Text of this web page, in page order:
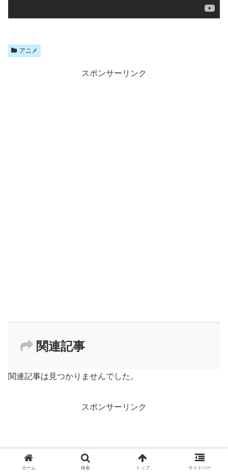
アニメ
スポンサーリンク
関連記事
関連記事は見つかりませんでした。
スポンサーリンク
ホーム 検索 トップ サイドバー